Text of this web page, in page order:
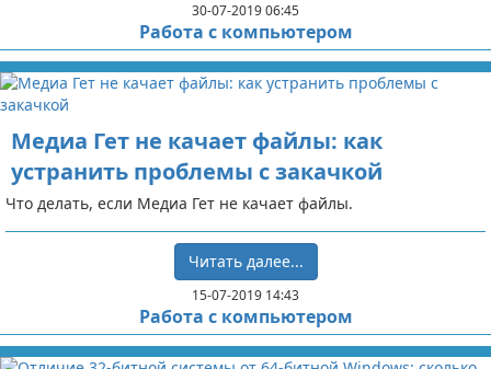
30-07-2019 06:45
Работа с компьютером
Медиа Гет не качает файлы: как
устранить проблемы с закачкой
Что делать, если Медиа Гет не качает файлы.
Читать далее...
15-07-2019 14:43
Работа с компьютером